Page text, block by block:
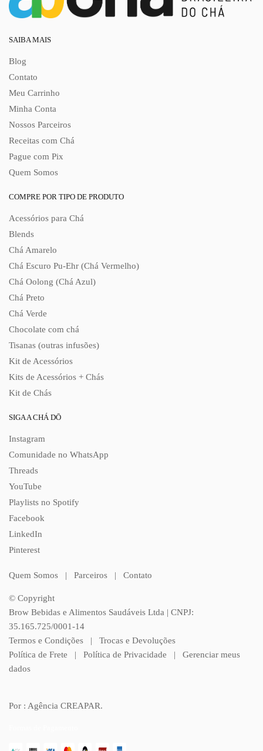
SAIBA MAIS
Blog
Contato
Meu Carrinho
Minha Conta
Nossos Parceiros
Receitas com Chá
Pague com Pix
Quem Somos
COMPRE POR TIPO DE PRODUTO
Acessórios para Chá
Blends
Chá Amarelo
Chá Escuro Pu-Ehr (Chá Vermelho)
Chá Oolong (Chá Azul)
Chá Preto
Chá Verde
Chocolate com chá
Tisanas (outras infusões)
Kit de Acessórios
Kits de Acessórios + Chás
Kit de Chás
SIGA A CHÁ DŌ
Instagram
Comunidade no WhatsApp
Threads
YouTube
Playlists no Spotify
Facebook
LinkedIn
Pinterest
Quem Somos | Parceiros | Contato
© Copyright
Brow Bebidas e Alimentos Saudáveis Ltda | CNPJ:
35.165.725/0001-14
Termos e Condições | Trocas e Devoluções
Política de Frete | Política de Privacidade | Gerenciar meus
dados
Por : Agência CREAPAR.